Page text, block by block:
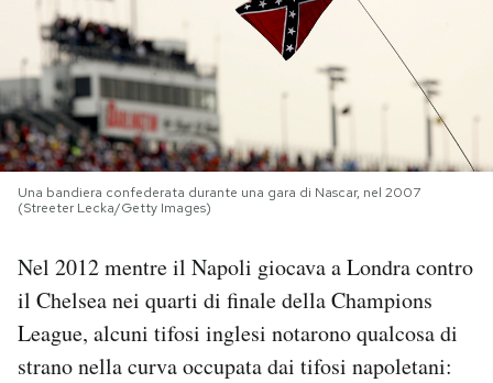
NEWSLETTER
I MIEI PREFERITI
SHOP
AREA PERSONALE
Area Personale
Una bandiera confederata durante una gara di Nascar, nel 2007
(Streeter Lecka/Getty Images)
Nel 2012 mentre il Napoli giocava a Londra contro
il Chelsea nei quarti di finale della Champions
League, alcuni tifosi inglesi notarono qualcosa di
strano nella curva occupata dai tifosi napoletani: